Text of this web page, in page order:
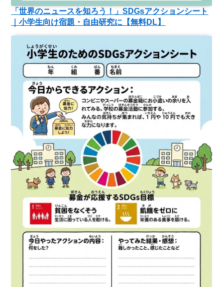
「世界のニュースを知ろう！」SDGsアクションシート
｜小学生向け宿題・自由研究に【無料DL】